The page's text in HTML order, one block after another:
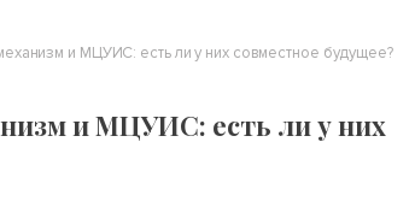
и МЦУИС: есть ли у них совместное будущее?
и МЦУИС: есть ли у них